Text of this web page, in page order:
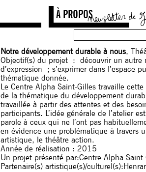
À PROPOS
Notre développement durable à nous,
Objectif(s) du projet : découvrir un autre
d’expression ; s’exprimer dans l’espace
thématique donnée.
Le Centre Alpha Saint-Gilles travaille
de la thématique du développement
travaillée à partir des attentes et des
participants. L’idée générale de l’atelier
parole à ceux qui ne l’ont pas
en évidence une problématique à travers
artistique, le théâtre action.
Année de réalisation : 2015
Un projet présenté par:Centre Alpha
Partenaire(s) artistique(s)/